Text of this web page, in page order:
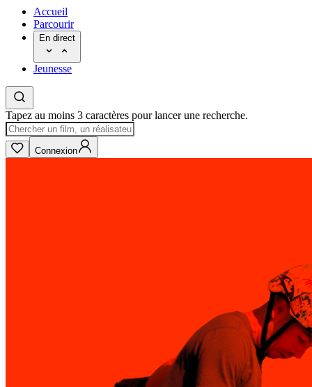
Accueil
Parcourir
En direct
Jeunesse
Tapez au moins 3 caractères pour lancer une recherche.
Connexion